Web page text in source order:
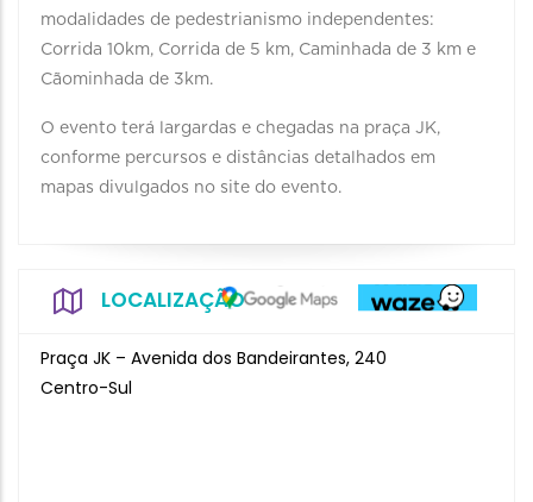
modalidades de pedestrianismo independentes:
Corrida 10km, Corrida de 5 km, Caminhada de 3 km e
Cãominhada de 3km.
O evento terá largardas e chegadas na praça JK,
conforme percursos e distâncias detalhados em
mapas divulgados no site do evento.
LOCALIZAÇÃO
Praça JK – Avenida dos Bandeirantes, 240
Centro-Sul